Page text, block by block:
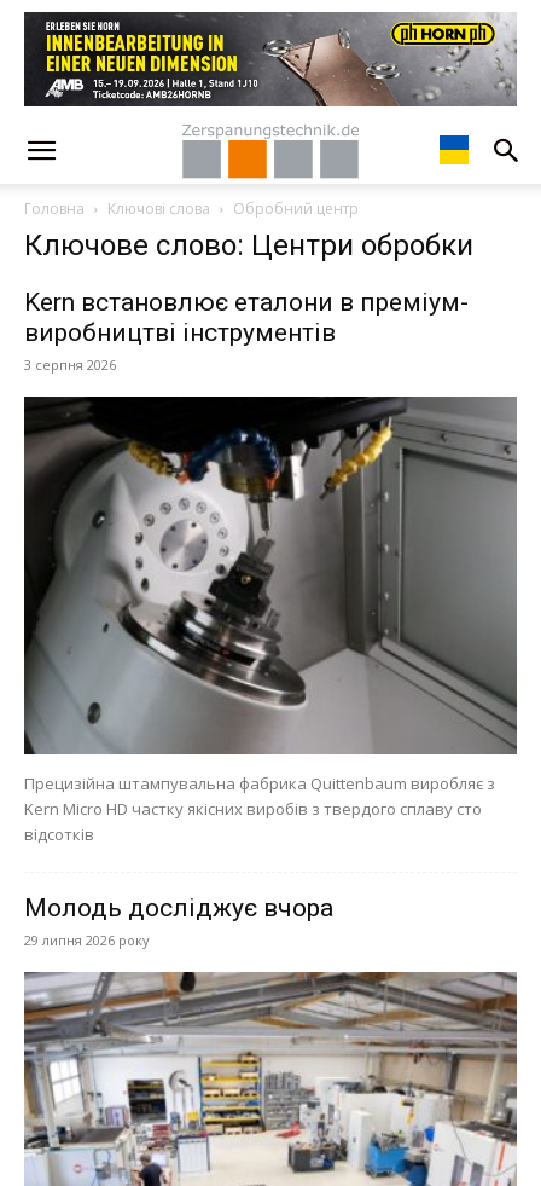
Головна Ключові слова Обробний центр
Ключове слово: Центри обробки
Kern встановлює еталони в преміум-
виробництві інструментів
3 серпня 2026
Прецизійна штампувальна фабрика Quittenbaum виробляє з
Kern Micro HD частку якісних виробів з твердого сплаву сто
відсотків
Молодь досліджує вчора
29 липня 2026 року